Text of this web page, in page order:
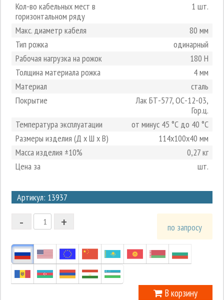
Кол-во кабельных мест в
горизонтальном ряду
1 шт.
Макс. диаметр кабеля
80 мм
Тип рожка
одинарный
Рабочая нагрузка на рожок
180 Н
Толщина материала рожка
4 мм
Материал
сталь
Покрытие
Лак БТ-577, ОС-12-03,
Гор.ц.
Температура эксплуатации
от минус 45 °С до 40 °С
Размеры изделия (Д х Ш х В)
114х100х40 мм
Масса изделия ±10%
0,27 кг
Цена за
шт.
Артикул: 13937
2
1
-1
+
- по запросу
В корзину